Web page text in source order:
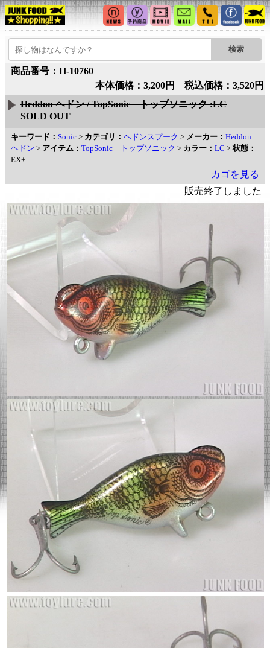
商品番号：H-10760
本体価格：3,200円 税込価格：3,520円
Heddon ヘドン / TopSonic トップソニック :LC
SOLD OUT
キーワード： Sonic > カテゴリ： ヘドンスプーク > メーカー： Heddon
ヘドン > アイテム： TopSonic トップソニック > カラー： LC >状態：
EX+
カゴを見る
販売終了しました